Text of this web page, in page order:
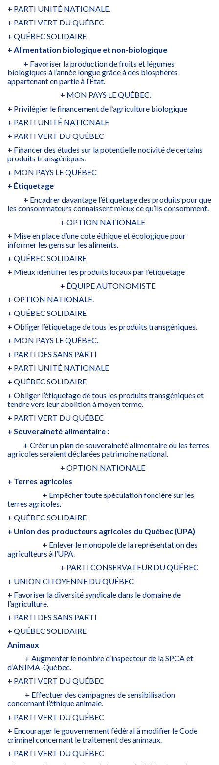
+ PARTI UNITÉ NATIONALE.
+ PARTI VERT DU QUÉBEC
+ QUÉBEC SOLIDAIRE
+ Alimentation biologique et non-biologique
+ Favoriser la production de fruits et légumes
biologiques à l’année longue grâce à des biosphères
appartenant en partie à l’État.
+ MON PAYS LE QUÉBEC.
+ Privilégier le financement de l’agriculture biologique
+ PARTI UNITÉ NATIONALE
+ PARTI VERT DU QUÉBEC
+ Financer des études sur la potentielle nocivité de certains
produits transgéniques.
+ MON PAYS LE QUÉBEC
+ Étiquetage
+ Encadrer davantage l’étiquetage des produits pour que
les consommateurs connaissent mieux ce qu’ils consomment.
+ OPTION NATIONALE
+ Mise en place d’une cote éthique et écologique pour
informer les gens sur les aliments.
+ QUÉBEC SOLIDAIRE
+ Mieux identifier les produits locaux par l’étiquetage
+ ÉQUIPE AUTONOMISTE
+ OPTION NATIONALE.
+ QUÉBEC SOLIDAIRE
+ Obliger l’étiquetage de tous les produits transgéniques.
+ MON PAYS LE QUÉBEC.
+ PARTI DES SANS PARTI
+ PARTI UNITÉ NATIONALE
+ QUÉBEC SOLIDAIRE
+ Obliger l’étiquetage de tous les produits transgéniques et
tendre vers leur abolition à moyen terme.
+ PARTI VERT DU QUÉBEC
+ Souveraineté alimentaire :
+ Créer un plan de souveraineté alimentaire où les terres
agricoles seraient déclarées patrimoine national.
+ OPTION NATIONALE
+ Terres agricoles
+ Empêcher toute spéculation foncière sur les
terres agricoles.
+ QUÉBEC SOLIDAIRE
+ Union des producteurs agricoles du Québec (UPA)
+ Enlever le monopole de la représentation des
agriculteurs à l’UPA.
+ PARTI CONSERVATEUR DU QUÉBEC
+ UNION CITOYENNE DU QUÉBEC
+ Favoriser la diversité syndicale dans le domaine de
l’agriculture.
+ PARTI DES SANS PARTI
+ QUÉBEC SOLIDAIRE
Animaux
+ Augmenter le nombre d’inspecteur de la SPCA et
d’ANIMA-Québec.
+ PARTI VERT DU QUÉBEC
+ Effectuer des campagnes de sensibilisation
concernant l’éthique animale.
+ PARTI VERT DU QUÉBEC
+ Encourager le gouvernement fédéral à modifier le Code
criminel concernant le traitement des animaux.
+ PARTI VERT DU QUÉBEC